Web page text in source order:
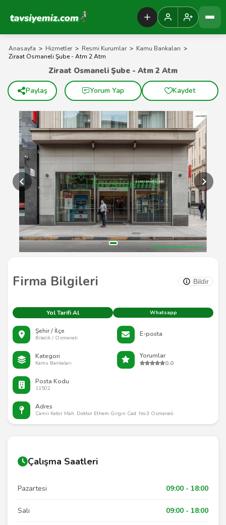
Tavsiyemiz Anasayfa
Anasayfa > Hizmetler > Resmi Kurumlar > Kamu Bankaları >
Ziraat Osmaneli Şube - Atm 2 Atm
Firma Bilgileri Bildir
Yol Tarifi Al Whatsapp
Şehir / İlçe
Bilecik / Osmaneli E-posta
Kategori
Kamu Bankaları
Yorumlar
0.0
Posta Kodu
11502
Adres
Camii Kebir Mah. Doktor Ethem Girgin Cad. No:3 Osmaneli
Ziraat Osmaneli Şube - Atm 2 Atm
Paylaş Yorum Yap Kaydet
Çalışma Saatleri
Pazartesi 09:00 - 18:00
Salı 09:00 - 18:00